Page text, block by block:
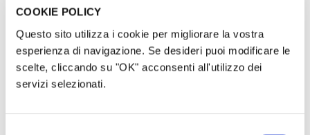
COOKIE POLICY
Questo sito utilizza i cookie per migliorare la vostra
esperienza di navigazione. Se desideri puoi modificare le
scelte, cliccando su "OK" acconsenti all'utilizzo dei
servizi selezionati.